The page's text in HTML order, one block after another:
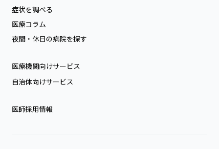
症状を調べる
医療コラム
夜間・休日の病院を探す
医療機関向けサービス
自治体向けサービス
医師採用情報